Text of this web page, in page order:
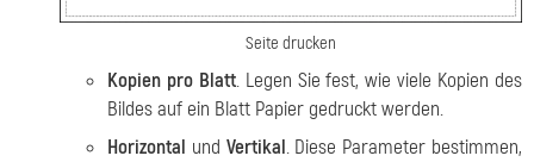
Seite drucken
Kopien pro Blatt. Legen Sie fest, wie viele Kopien des
Bildes auf ein Blatt Papier gedruckt werden.
Horizontal und Vertikal. Diese Parameter bestimmen,